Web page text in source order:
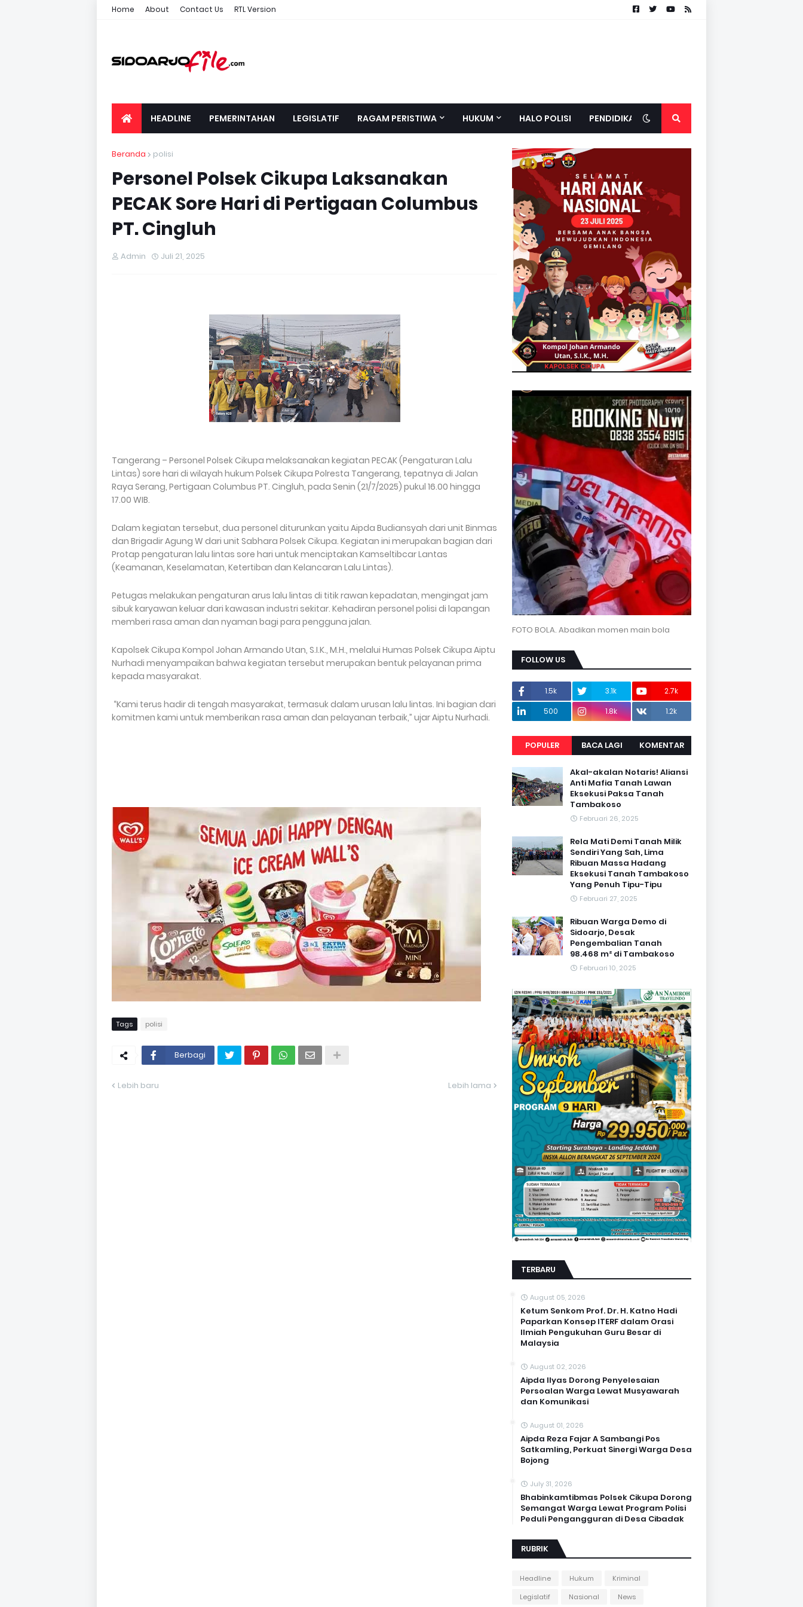
Home About Contact Us RTL Version
HEADLINE PEMERINTAHAN LEGISLATIF RAGAM PERISTIWA HUKUM HALO POLISI PENDIDIKAN
Beranda polisi
Personel Polsek Cikupa Laksanakan
PECAK Sore Hari di Pertigaan Columbus
PT. Cingluh
Admin Juli 21, 2025
Tangerang – Personel Polsek Cikupa melaksanakan kegiatan PECAK (Pengaturan Lalu
Lintas) sore hari di wilayah hukum Polsek Cikupa Polresta Tangerang, tepatnya di Jalan
Raya Serang, Pertigaan Columbus PT. Cingluh, pada Senin (21/7/2025) pukul 16.00 hingga
17.00 WIB.
Dalam kegiatan tersebut, dua personel diturunkan yaitu Aipda Budiansyah dari unit Binmas
dan Brigadir Agung W dari unit Sabhara Polsek Cikupa. Kegiatan ini merupakan bagian dari
Protap pengaturan lalu lintas sore hari untuk menciptakan Kamseltibcar Lantas
(Keamanan, Keselamatan, Ketertiban dan Kelancaran Lalu Lintas).
Petugas melakukan pengaturan arus lalu lintas di titik rawan kepadatan, mengingat jam
sibuk karyawan keluar dari kawasan industri sekitar. Kehadiran personel polisi di lapangan
memberi rasa aman dan nyaman bagi para pengguna jalan.
Kapolsek Cikupa Kompol Johan Armando Utan, S.I.K., M.H., melalui Humas Polsek Cikupa Aiptu
Nurhadi menyampaikan bahwa kegiatan tersebut merupakan bentuk pelayanan prima
kepada masyarakat.
“Kami terus hadir di tengah masyarakat, termasuk dalam urusan lalu lintas. Ini bagian dari
komitmen kami untuk memberikan rasa aman dan pelayanan terbaik,” ujar Aiptu Nurhadi.
Tags polisi
Berbagi
Lebih baru Lebih lama
FOTO BOLA. Abadikan momen main bola
FOLLOW US
1.5k 3.1k
2.7k
500
1.8k 1.2k
POPULER BACA LAGI KOMENTAR
Akal-akalan Notaris! Aliansi
Anti Mafia Tanah Lawan
Eksekusi Paksa Tanah
Tambakoso
Februari 26, 2025
Rela Mati Demi Tanah Milik
Sendiri Yang Sah, Lima
Ribuan Massa Hadang
Eksekusi Tanah Tambakoso
Yang Penuh Tipu-Tipu
Februari 27, 2025
Ribuan Warga Demo di
Sidoarjo, Desak
Pengembalian Tanah
98.468 m² di Tambakoso
Februari 10, 2025
TERBARU
August 05, 2026
Ketum Senkom Prof. Dr. H. Katno Hadi
Paparkan Konsep ITERF dalam Orasi
Ilmiah Pengukuhan Guru Besar di
Malaysia
August 02, 2026
Aipda Ilyas Dorong Penyelesaian
Persoalan Warga Lewat Musyawarah
dan Komunikasi
August 01, 2026
Aipda Reza Fajar A Sambangi Pos
Satkamling, Perkuat Sinergi Warga Desa
Bojong
July 31, 2026
Bhabinkamtibmas Polsek Cikupa Dorong
Semangat Warga Lewat Program Polisi
Peduli Pengangguran di Desa Cibadak
RUBRIK
Headline Hukum
Kriminal
Legislatif
Nasional News